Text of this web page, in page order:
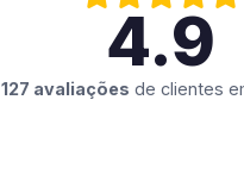
4.9
127 avaliações de clientes